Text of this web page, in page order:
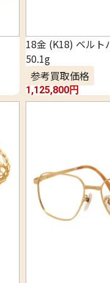
18金 (K18) ベルト
50.1g
参考買取価格
1,125,800円